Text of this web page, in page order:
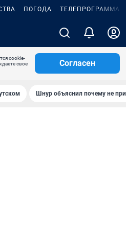
ПОГОДА ТЕЛЕПРОГРАММА
cookie-
свое
Согласен
Шнур объяснил почему не